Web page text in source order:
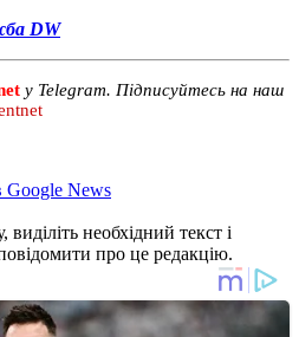
DW
у Telegram. Підписуйтесь на наш
Google News
необхідний текст і
про це редакцію.